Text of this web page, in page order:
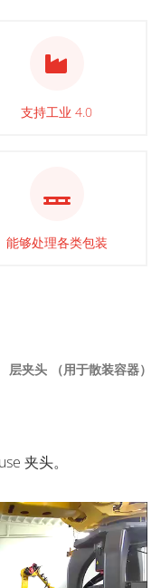
支持工业 4.0
能够处理各类包装
层夹头 （用于散装容器）
夹头。